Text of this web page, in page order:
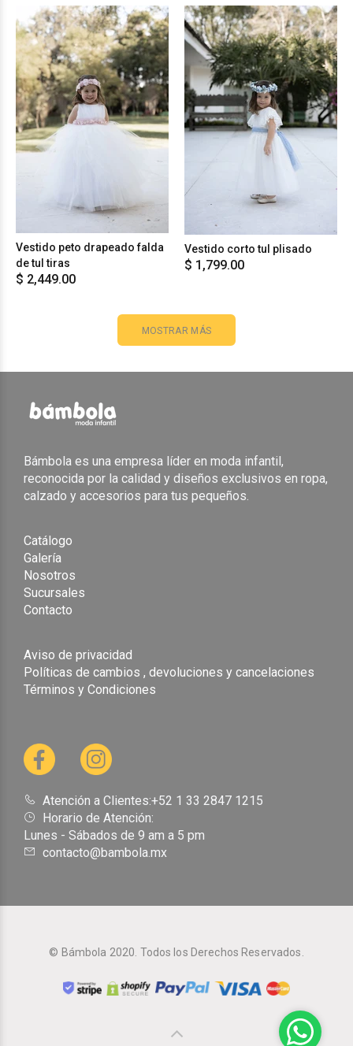
Vestido peto drapeado falda
de tul tiras
$ 2,449.00
Vestido corto tul plisado
$ 1,799.00
MOSTRAR MÁS
Bámbola es una empresa líder en moda infantil,
reconocida por la calidad y diseños exclusivos en ropa,
calzado y accesorios para tus pequeños.
Catálogo
Galería
Nosotros
Sucursales
Contacto
Aviso de privacidad
Políticas de cambios , devoluciones y cancelaciones
Términos y Condiciones
Atención a Clientes:+52 1 33 2847 1215
Horario de Atención:
Lunes - Sábados de 9 am a 5 pm
contacto@bambola.mx
© Bámbola 2020. Todos los Derechos Reservados.